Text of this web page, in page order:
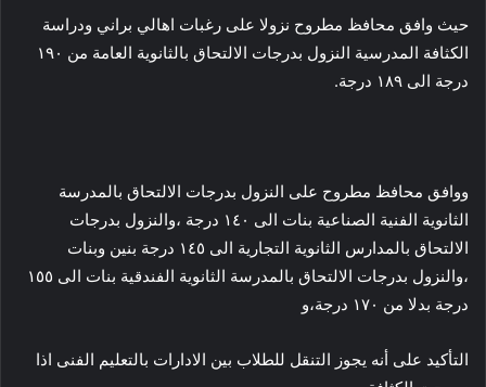
حيث وافق محافظ مطروح نزولا على رغبات اهالي براني ودراسة
الكثافة المدرسية النزول بدرجات الالتحاق بالثانوية العامة من ١٩٠
درجة الى ١٨٩ درجة.
ووافق محافظ مطروح على النزول بدرجات الالتحاق بالمدرسة
الثانوية الفنية الصناعية بنات الى ١٤٠ درجة ،والنزول بدرجات
الالتحاق بالمدارس الثانوية التجارية الى ١٤٥ درجة بنين وبنات
،والنزول بدرجات الالتحاق بالمدرسة الثانوية الفندقية بنات الى ١٥٥
درجة بدلا من ١٧٠ درجة،و
التأكيد على أنه يجوز التنقل للطلاب بين الادارات بالتعليم الفنى اذا